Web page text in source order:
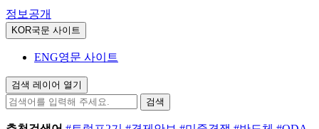
정보공개
KOR국문 사이트
ENG영문 사이트
검색 레이어 열기
검색